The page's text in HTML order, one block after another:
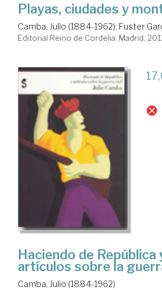
Playas, ciudades y
Camba, Julio (1884-1962); Fuster
Editorial Reino de Cordelia. Madrid,
Haciendo de
artículos sobre la
Camba, Julio (1884-1962)